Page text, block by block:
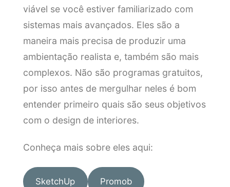
viável se você estiver familiarizado com
sistemas mais avançados. Eles são a
maneira mais precisa de produzir uma
ambientação realista e, também são mais
complexos. Não são programas gratuitos,
por isso antes de mergulhar neles é bom
entender primeiro quais são seus objetivos
com o design de interiores.
Conheça mais sobre eles aqui:
SketchUp Promob